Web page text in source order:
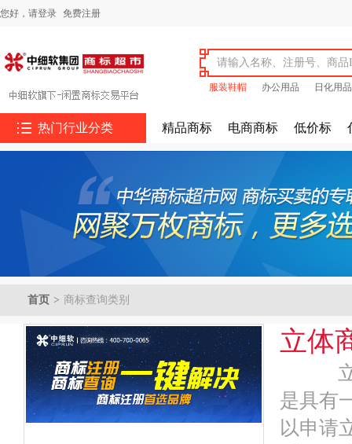
您好， 请登录 免费注册
服装鞋帽 办公用品 日化用品
 热门行业分类 精品商标 电商商标 低价标
首页 > 商标查询类别
立体
立
是具有
以申请